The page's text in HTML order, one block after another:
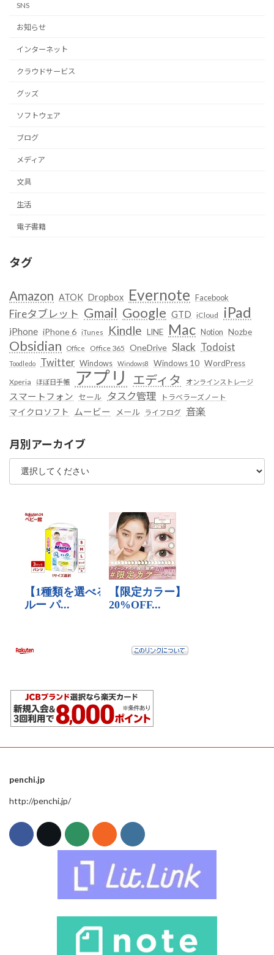
SNS
お知らせ
インターネット
クラウドサービス
グッズ
ソフトウェア
ブログ
メディア
文具
生活
電子書籍
タグ
Amazon ATOK Dropbox Evernote Facebook
Fireタブレット Gmail Google GTD iCloud iPad
iPhone iPhone 6 iTunes Kindle LINE Mac Notion Nozbe
Obsidian Office Office 365 OneDrive Slack Todoist
Toodledo Twitter Windows Windows8 Windows 10 WordPress
Xperia ほぼ日手帳 アプリ エディタ オンラインストレージ
スマートフォン セール タスク管理 トラベラーズノート
マイクロソフト ムービー メール ライフログ 音楽
月別アーカイブ
penchi.jp
http://penchi.jp/